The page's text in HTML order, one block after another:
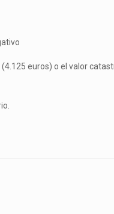
euros) o el valor